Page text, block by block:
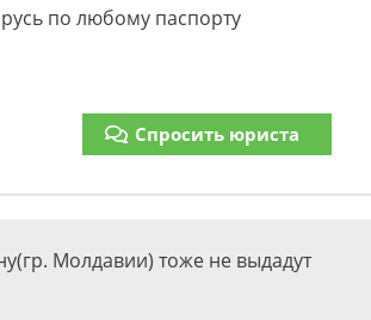
по любому паспорту
Спросить юриста
Молдавии) тоже не выдадут